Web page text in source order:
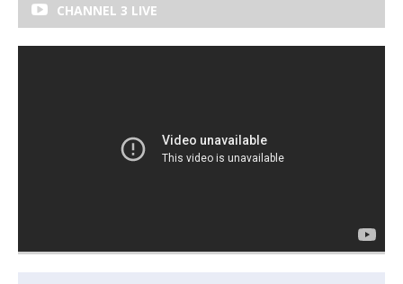
CHANNEL 3 LIVE